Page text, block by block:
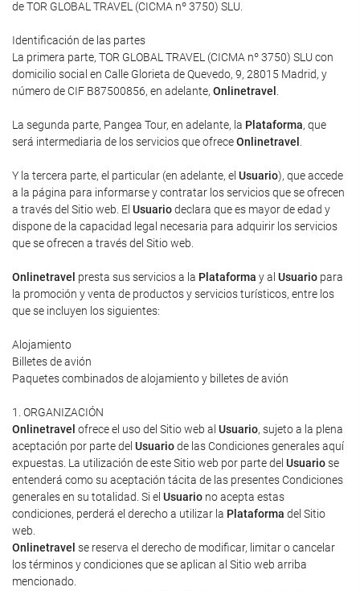
de TOR GLOBAL TRAVEL (CICMA nº 3750) SLU.
Identificación de las partes
La primera parte, TOR GLOBAL TRAVEL (CICMA nº 3750) SLU con
domicilio social en Calle Glorieta de Quevedo, 9, 28015 Madrid, y
número de CIF B87500856, en adelante, Onlinetravel
La segunda parte, Pangea Tour, en adelante, la Plataforma, que
será intermediaria de los servicios que ofreceOnlinetravel
Y la tercera parte, el particular (en adelante, el Usuario), que accede
a la página para informarse y contratar los servicios que se ofrecen
a través del Sitio web. El Usuariodeclara que es mayor de edad y
dispone de la capacidad legal necesaria para adquirir los servicios
que se ofrecen a través del Sitio web.
Onlinetravel presta sus servicios a la Plataforma y al Usuario para
la promoción y venta de productos y servicios turísticos, entre los
que se incluyen los siguientes:
Alojamiento
Billetes de avión
Paquetes combinados de alojamiento y billetes de avión
1. ORGANIZACIÓN
Onlinetravel ofrece el uso del Sitio web al Usuario, sujeto a la plena
aceptación por parte del Usuariode las Condiciones generales aquí
expuestas. La utilización de este Sitio web por parte del Usuariose
entenderá como su aceptación tácita de las presentes Condiciones
generales en su totalidad. Si el Usuario no acepta estas
condiciones, perderá el derecho a utilizar la Plataforma del Sitio
web.
Onlinetravel se reserva el derecho de modificar, limitar o cancelar
los términos y condiciones que se aplican al Sitio web arriba
mencionado.